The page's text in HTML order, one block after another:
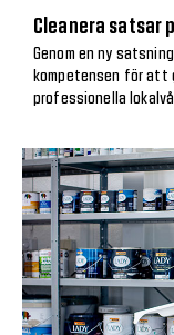
Cleanera satsar
Genom en ny
kompetensen för att
professionella